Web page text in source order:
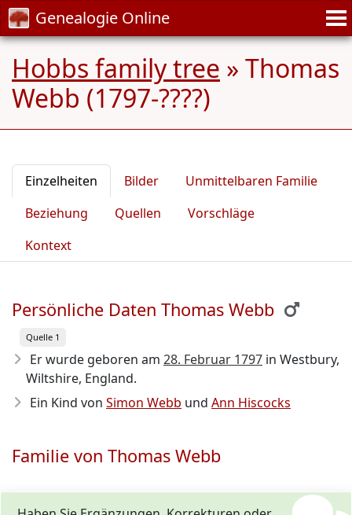
Genealogie Online
Hobbs family tree » Thomas
Webb (1797-????)
Einzelheiten Bilder
Unmittelbaren Familie
Beziehung
Quellen
Vorschläge
Kontext
Persönliche Daten Thomas Webb
Quelle 1
Er wurde geboren am 28. Februar 1797 in Westbury,
Wiltshire, England.
Ein Kind von Simon Webb und Ann Hiscocks
Familie von Thomas Webb